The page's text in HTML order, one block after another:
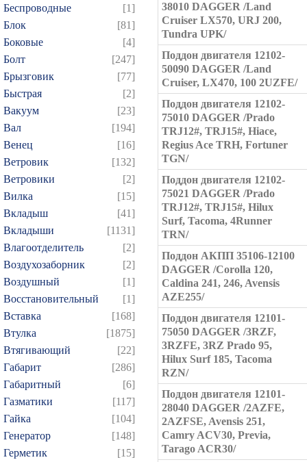
Беспроводные
[1]
Блок
[81]
Боковые
[4]
Болт
[247]
Брызговик
[77]
Быстрая
[2]
Вакуум
[23]
Вал
[194]
Венец
[16]
Ветровик
[132]
Ветровики
[2]
Вилка
[15]
Вкладыш
[41]
Вкладыши
[1131]
Влагоотделитель
[2]
Воздухозаборник
[2]
Воздушный
[1]
Восстановительный
[1]
Вставка
[168]
Втулка
[1875]
Втягивающий
[22]
Габарит
[286]
Габаритный
[6]
Газматики
[117]
Гайка
[104]
Генератор
[148]
Герметик
[15]
38010 DAGGER /Land
Cruiser LX570, URJ 200,
Tundra UPK/
Поддон двигателя 12102-
50090 DAGGER /Land
Cruiser, LX470, 100 2UZFE/
Поддон двигателя 12102-
75010 DAGGER /Prado
TRJ12#, TRJ15#, Hiace,
Regius Ace TRH, Fortuner
TGN/
Поддон двигателя 12102-
75021 DAGGER /Prado
TRJ12#, TRJ15#, Hilux
Surf, Tacoma, 4Runner
TRN/
Поддон АКПП 35106-12100
DAGGER /Corolla 120,
Caldina 241, 246, Avensis
AZE255/
Поддон двигателя 12101-
75050 DAGGER /3RZF,
3RZFE, 3RZ Prado 95,
Hilux Surf 185, Tacoma
RZN/
Поддон двигателя 12101-
28040 DAGGER /2AZFE,
2AZFSE, Avensis 251,
Camry ACV30, Previa,
Tarago ACR30/